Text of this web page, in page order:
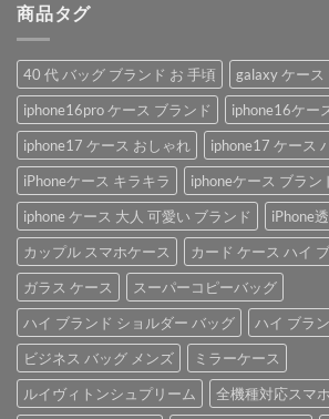
商品タグ
40 代 バッグ ブランド お 手頃
galaxy ケース
iphone16pro ケース ブランド
iphone16ケー
iphone17 ケース おしゃれ
iphone17 ケース
iPhoneケース キラキラ
iphoneケース ブラン
iphone ケース 大人 可愛い ブランド
iPhone
カップル スマホケース
カード ケース ハイ
ガラス ケース
スーパーコピーバッグ
ハイ ブランド ショルダー バッグ
ハイ ブラ
ビジネス バッグ メンズ
ミラーケース
ルイヴィトンシュプリーム
全機種対応スマ